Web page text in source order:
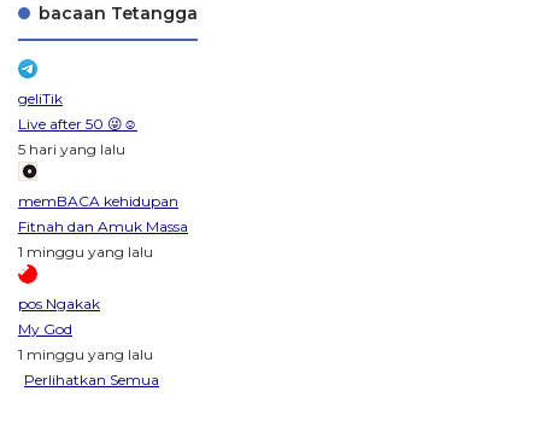
bacaan Tetangga
geliTik
Live after 50 😜☺️
5 hari yang lalu
memBACA kehidupan
Fitnah dan Amuk Massa
1 minggu yang lalu
pos Ngakak
My God
1 minggu yang lalu
Perlihatkan Semua